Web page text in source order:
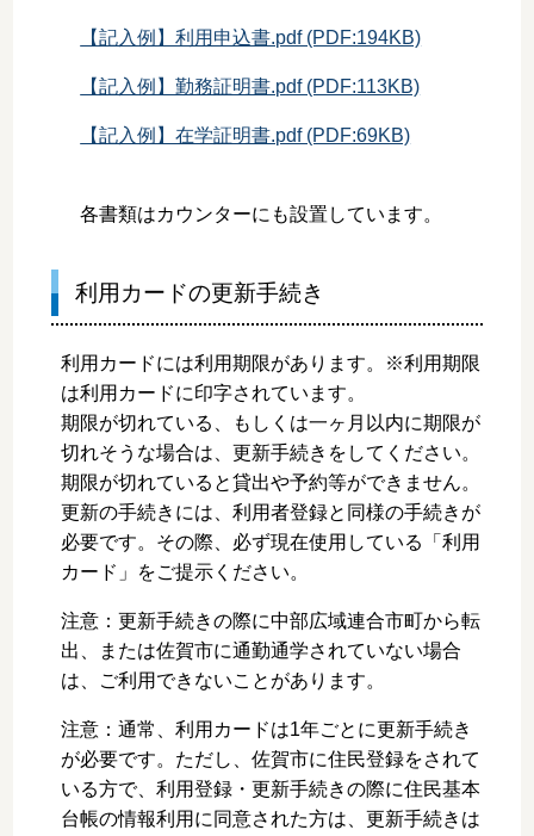
【記入例】利用申込書.pdf (PDF:194KB)
【記入例】勤務証明書.pdf (PDF:113KB)
【記入例】在学証明書.pdf (PDF:69KB)
各書類はカウンターにも設置しています。
利用カードの更新手続き
利用カードには利用期限があります。※利用期限
は利用カードに印字されています。
期限が切れている、もしくは一ヶ月以内に期限が
切れそうな場合は、更新手続きをしてください。
期限が切れていると貸出や予約等ができません。
更新の手続きには、利用者登録と同様の手続きが
必要です。その際、必ず現在使用している「利用
カード」をご提示ください。
注意：更新手続きの際に中部広域連合市町から転
出、または佐賀市に通勤通学されていない場合
は、ご利用できないことがあります。
注意：通常、利用カードは1年ごとに更新手続き
が必要です。ただし、佐賀市に住民登録をされて
いる方で、利用登録・更新手続きの際に住民基本
台帳の情報利用に同意された方は、更新手続きは